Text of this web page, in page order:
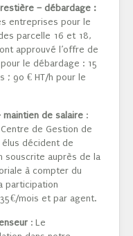
– débardage :
entreprises pour le
parcelle 16 et 18,
approuvé l’offre de
pour le débardage : 15
; 90 € HT/h pour le
de salaire :
de Gestion de
décident de
souscrite auprès de la
à compter du
participation
mois et par agent.
: Le